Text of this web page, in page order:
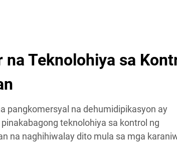
na Teknolohiya sa
pangkomersyal na dehumidipikasyon ay
teknolohiya sa kontrol ng
na naghihiwalay dito mula sa mga